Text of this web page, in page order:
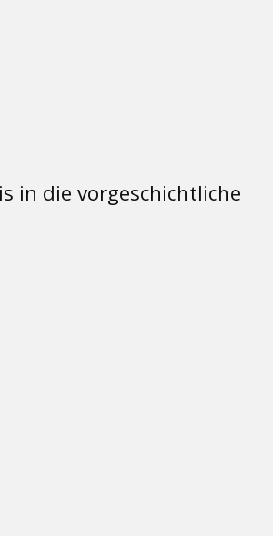
in die vorgeschichtliche